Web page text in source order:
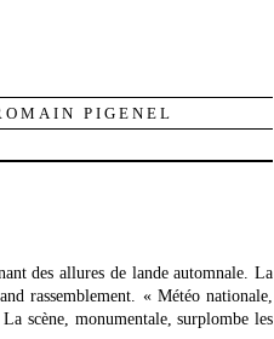
PIGENEL
des allures de lande automnale. La
rassemblement. « Météo nationale,
scène, monumentale, surplombe les